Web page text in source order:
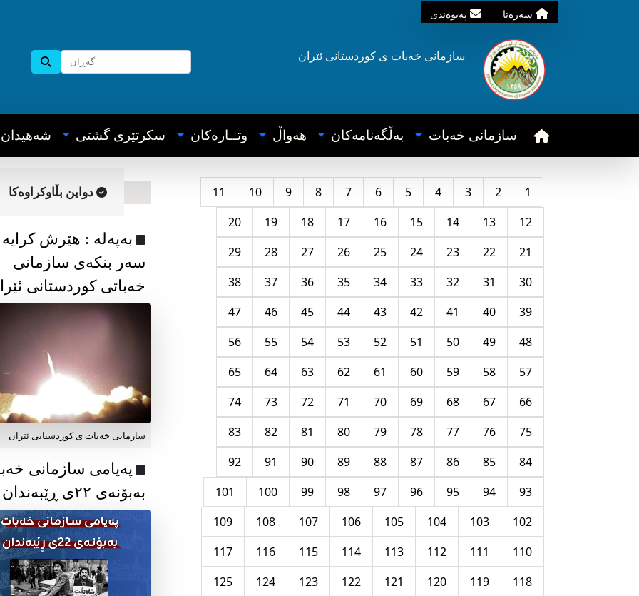
سه‌ره‌تا په‌یوه‌ندی
سازمانی خه‌بات ی کوردستانی ئێران
سازمانی خه‌بات به‌ڵگه‌نامه‌کان هه‌واڵ وتــاره‌کان سکرتێری گشتی شه‌هیدان
1
2
3
4
5
6
7
8
9
10
11
12
13
14
15
16
17
18
19
20
21
22
23
24
25
26
27
28
29
30
31
32
33
34
35
36
37
38
39
40
41
42
43
44
45
46
47
48
49
50
51
52
53
54
55
56
57
58
59
60
61
62
63
64
65
66
67
68
69
70
71
72
73
74
75
76
77
78
79
80
81
82
83
84
85
86
87
88
89
90
91
92
93
94
95
96
97
98
99
100
101
102
103
104
105
106
107
108
109
110
111
112
113
114
115
116
117
118
119
120
121
122
123
124
125
دواین بڵاوکراوه‌کا
به‌په‌له‌ : هێرش کرایە
سەر بنکەی سازمانی
خەباتی کوردستانی
سازمانی خەبات ی کوردستانی ئێران
پەیامی سازمانی
بەبۆنەی ۲۲ی ڕێبەندان